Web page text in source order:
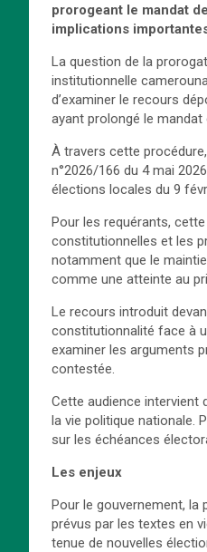
prorogeant le mandat
implications
La question de la
institutionnelle
d’examiner le recours
ayant prolongé le
À travers cette
n°2026/166 du 4 mai
élections locales du 9
Pour les requérants,
constitutionnelles et les
notamment que le
comme une atteinte au
Le recours introduit
constitutionnalité face à
examiner les arguments
contestée.
Cette audience intervient
la vie politique nationale.
sur les échéances
Les enjeux
Pour le gouvernement, la
prévus par les textes en
tenue de nouvelles